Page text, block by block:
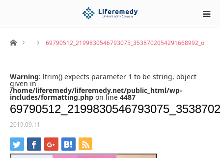
ホーム 69790512_2199830546793075_3538702054291668992_o
Warning: ltrim() expects parameter 1 to be string, object
given in
/home/liferemedy/liferemedy.net/public_html/wp-
includes/formatting.php on line 4487
2019.09.11